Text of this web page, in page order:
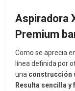
Aspiradora
Premium
Como se aprecia
línea definida por
una construcción
Resulta sencilla y